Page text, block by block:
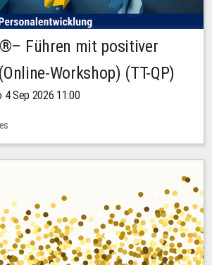
Führen mit positiver
Workshop) (TT-QP)
4 Sep 2026 11:00